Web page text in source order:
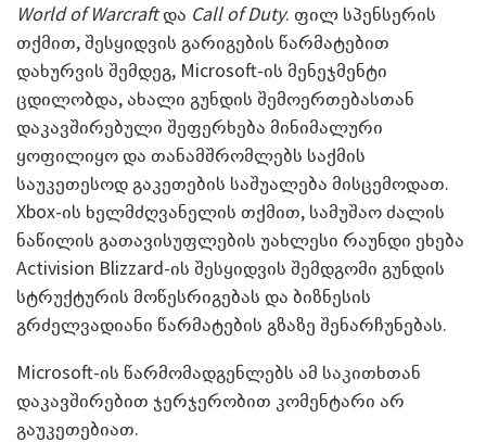
World of Warcraftდა Call of Duty. ფილ სპენსერის
თქმით, შესყიდვის გარიგების წარმატებით
დახურვის შემდეგ, Microsoft-ის მენეჯმენტი
ცდილობდა, ახალი გუნდის შემოერთებასთან
დაკავშირებული შეფერხება მინიმალური
ყოფილიყო და თანამშრომლებს საქმის
საუკეთესოდ გაკეთების საშუალება მისცემოდათ.
Xbox-ის ხელმძღვანელის თქმით, სამუშაო ძალის
ნაწილის გათავისუფლების უახლესი რაუნდი ეხება
Activision Blizzard-ის შესყიდვის შემდგომი გუნდის
სტრუქტურის მოწესრიგებას და ბიზნესის
გრძელვადიანი წარმატების გზაზე შენარჩუნებას.
Microsoft-ის წარმომადგენლებს ამ საკითხთან
დაკავშირებით ჯერჯერობით კომენტარი არ
გაუკეთებიათ.